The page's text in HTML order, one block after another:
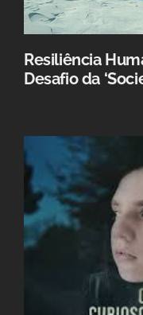
Resiliência
Desafio da